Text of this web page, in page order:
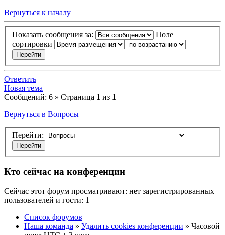
Вернуться к началу
Показать сообщения за:
Поле
сортировки
Ответить
Новая тема
Сообщений: 6 » Страница 1 из 1
Вернуться в Вопросы
Перейти:
Кто сейчас на конференции
Сейчас этот форум просматривают: нет зарегистрированных
пользователей и гости: 1
Список форумов
Наша команда » Удалить cookies конференции » Часовой